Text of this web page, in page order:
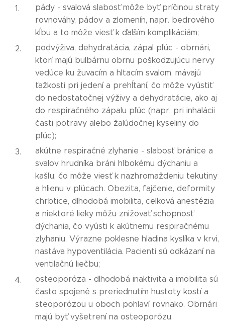
pády - svalová slabosť môže byť príčinou straty
rovnováhy, pádov a zlomenín, napr. bedrového
kĺbu a to môže viesť k ďalším komplikáciám;
podvýživa, dehydratácia, zápal pľúc - obrnári,
ktorí majú bulbárnu obrnu poškodzujúcu nervy
vedúce ku žuvacím a hltacím svalom, mávajú
ťažkosti pri jedení a prehĺtaní, čo môže vyústiť
do nedostatočnej výživy a dehydratácie, ako aj
do respiračného zápalu pľúc (napr. pri inhalácii
časti potravy alebo žalúdočnej kyseliny do
pľúc);
akútne respiračné zlyhanie - slabosť bránice a
svalov hrudníka bráni hlbokému dýchaniu a
kašľu, čo môže viesť k nazhromaždeniu tekutiny
a hlienu v pľúcach. Obezita, fajčenie, deformity
chrbtice, dlhodobá imobilita, celková anestézia
a niektoré lieky môžu znižovať schopnosť
dýchania, čo vyústi k akútnemu respiračnému
zlyhaniu. Výrazne poklesne hladina kyslíka v krvi,
nastáva hypoventilácia. Pacienti sú odkázaní na
ventilačnú liečbu;
osteoporóza - dlhodobá inaktivita a imobilita sú
často spojené s preriednutím hustoty kostí a
steoporózou u oboch pohlaví rovnako. Obrnári
majú byť vyšetrení na osteoporózu.